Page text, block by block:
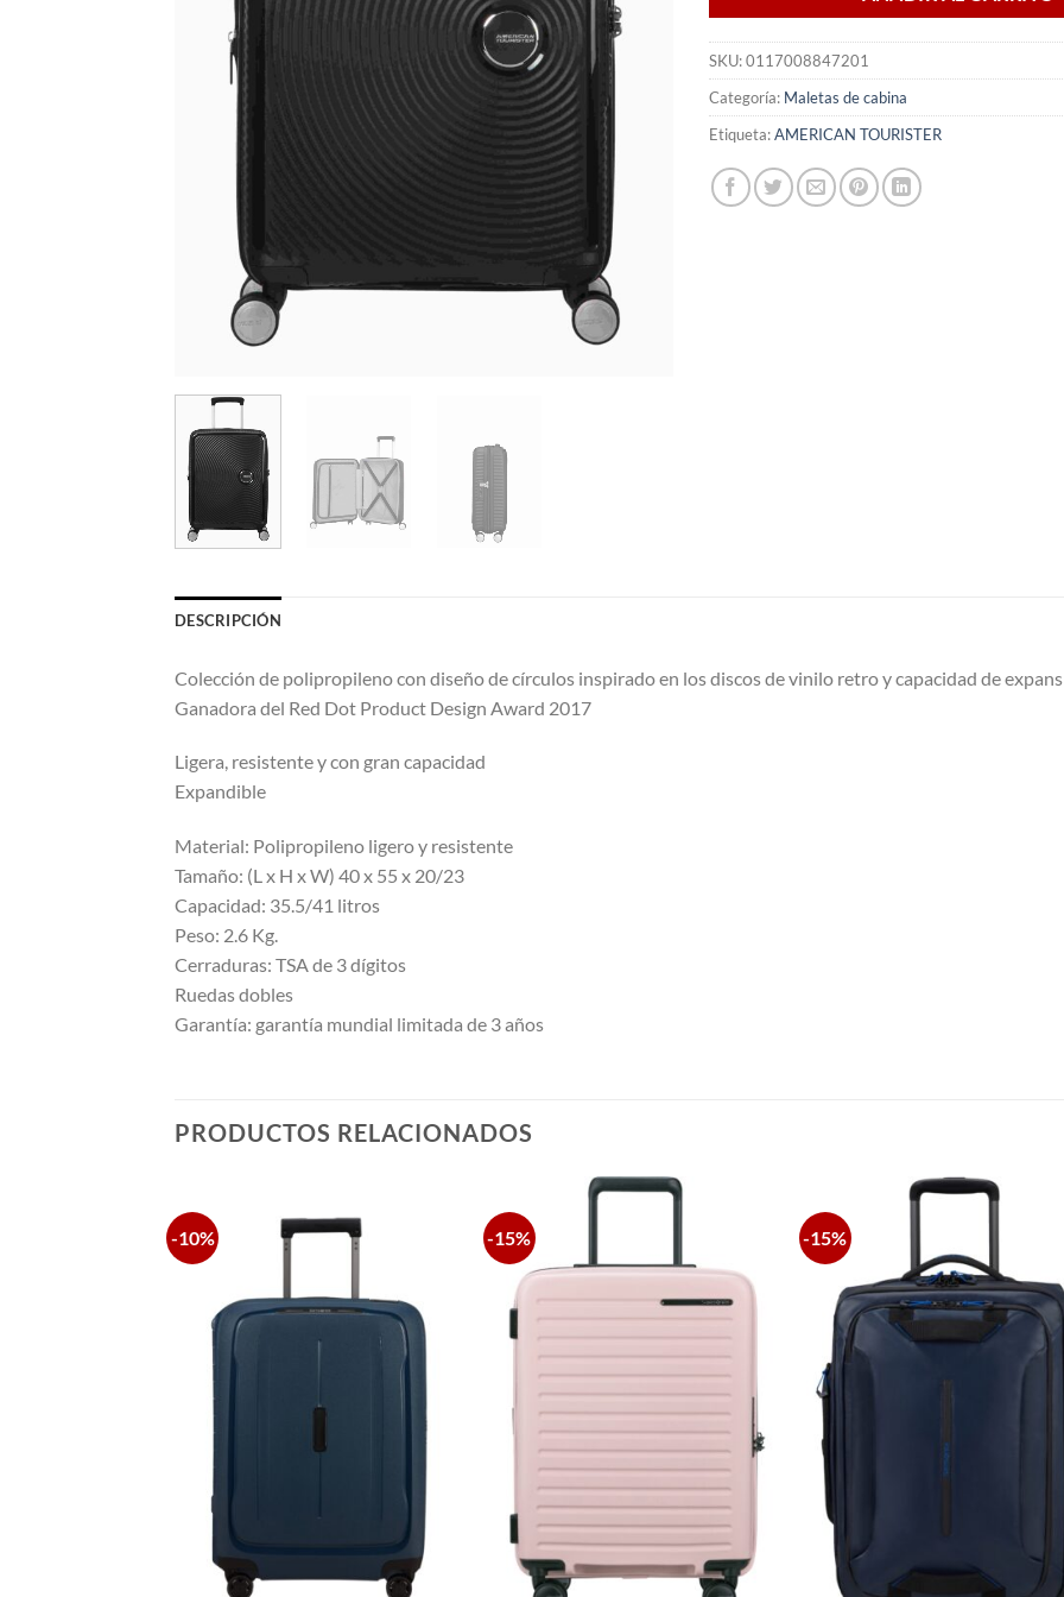
SKU:0117008847201
Categoría: Maletas de cabina
Etiqueta:AMERICAN TOURISTER
DESCRIPCIÓN
Colección de polipropileno con diseño de círculos inspirado en los discos de vinilo retro y capacidad de
Ganadora del Red Dot Product Design Award 2017
Ligera, resistente y con gran capacidad
Expandible
Material: Polipropileno ligero y resistente
Tamaño: (L x H x W) 40 x 55 x 20/23
Capacidad: 35.5/41 litros
Peso: 2.6 Kg.
Cerraduras: TSA de 3 dígitos
Ruedas dobles
Garantía: garantía mundial limitada de 3 años
PRODUCTOS RELACIONADOS
-10% -15% -15%